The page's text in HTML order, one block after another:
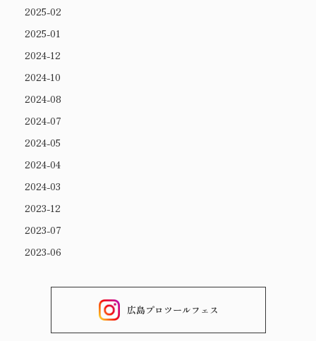
2025-02
2025-01
2024-12
2024-10
2024-08
2024-07
2024-05
2024-04
2024-03
2023-12
2023-07
2023-06
広島プロツールフェス